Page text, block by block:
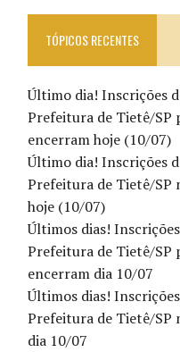
TÓPICOS RECENTES
Último dia! Inscrições
Prefeitura de Tietê/SP
encerram hoje (10/07)
Último dia! Inscrições
Prefeitura de Tietê/SP
hoje (10/07)
Últimos dias!
Prefeitura de Tietê/SP
encerram dia 10/07
Últimos dias!
Prefeitura de Tietê/SP
dia 10/07